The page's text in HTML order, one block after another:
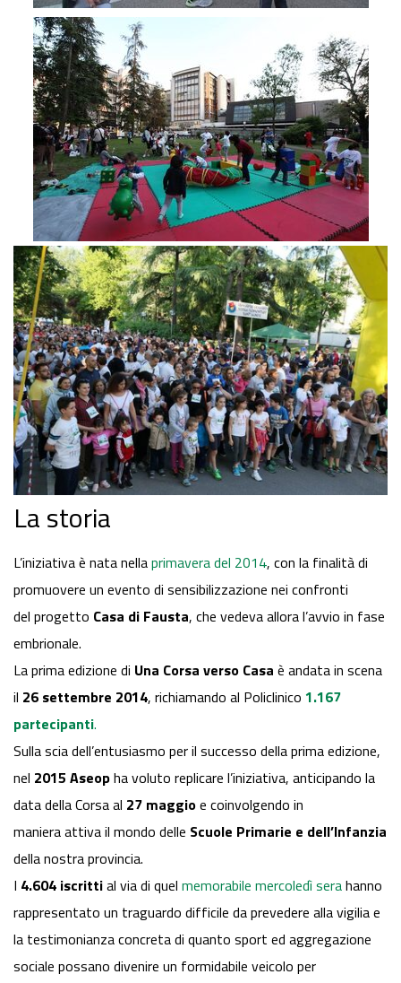
La storia
L’iniziativa è nata nellaprimavera del 2014, con la finalità di
promuovere un evento di sensibilizzazione nei confronti
del progetto Casa di Fausta, che vedeva allora l’avvio in fase
embrionale.
La prima edizione di Una Corsa verso Casa è andata in scena
il 26 settembre 2014, richiamando al Policlinico 1.167
partecipanti.
Sulla scia dell’entusiasmo per il successo della prima edizione,
nel 2015 Aseopha voluto replicare l’iniziativa, anticipando la
data della Corsa al 27 maggioe coinvolgendo in
maniera attiva il mondo delle Scuole Primarie e dell’Infanzia
della nostra provincia.
I 4.604 iscrittial via di quel memorabile mercoledì serahanno
rappresentato un traguardo difficile da prevedere alla vigilia e
la testimonianza concreta di quanto sport ed aggregazione
sociale possano divenire un formidabile veicolo per